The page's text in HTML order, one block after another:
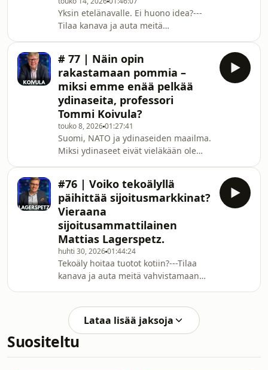
kanssa. Käymme läpi lentämisen
alkuvaiheita lennokkikerhosta ja
purjelennosta ensimmäiseen
yksinlentoon, siirtymisestä
hävittäjätoimintaan sekä kokemuksia
MiG-
Yksin etelänavalle. Ei huono idea?---
Tilaa kanava ja auta meitä
kanssa hänen yksin tekemästään
hiihtomatkasta etelänavalle. Käymme
läpi, miten ajatus matkasta syntyi,
miten noin 15 kuukauden
valmistautuminen eteni ja millaisia
käytännön järjestelyjä reissu
vaati.Keskustelemme myös itse
matkasta, leiriytymisestä,
sääolosuhteista
# 77 | Näin opin
rakastamaan pommia –
miksi emme enää pelkää
ydinaseita, professori
Tommi Koivula?
touko 8, 202601:27:41
Suomi, NATO ja ydinaseiden maailma.
Miksi ydinaseet eivät vieläkään ole
Keskustelen MPKK:n professorin
Tommi Koivulan kanssa ydinaseiden
merkityksestä geopolitiikassa ja
niiden roolista Suomessa NATO-
jäsenyyden myötä. Analysoimme
globaalin ydinasetilanteen keskeisiä
tekijöitä, kuten Venäjän, Yhdysvaltojen
ja Kiinan asemia. Koivul
#76 | Voiko tekoälyllä
päihittää sijoitusmarkkinat?
Vieraana
sijoitusammattilainen
Mattias Lagerspetz.
huhti 30, 202601:44:24
Tekoäly hoitaa tuotot kotiin?---Tilaa
kanava ja auta meitä vahvistamaan
päästäänkö näistä eroon tekoälyn
avulla sijoitusmarkkinoilla? Tässä
jaksossa keskustelen sijoittamisen
tulevaisuudesta ja tekoälyn
Lataa lisää jaksoja
Suositeltu